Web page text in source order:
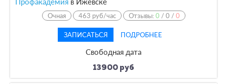
Очная 463 руб/час Отзывы:0 /0 /0
ЗАПИСАТЬСЯ ПОДРОБНЕЕ
Свободная дата
13900 руб